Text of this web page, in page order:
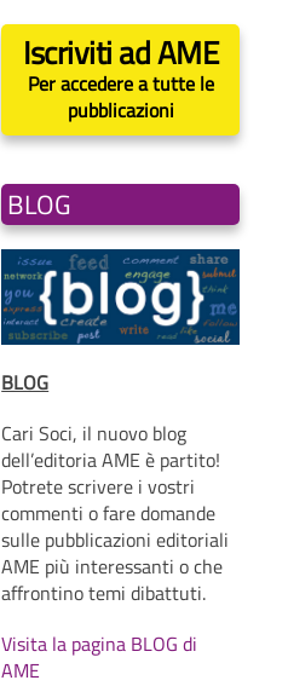
Iscriviti ad AME
Per accedere a tutte le
pubblicazioni
BLOG
BLOG
Cari Soci, il nuovo blog
dell’editoria AME è partito!
Potrete scrivere i vostri
commenti o fare domande
sulle pubblicazioni editoriali
AME più interessanti o che
affrontino temi dibattuti.
Visita la pagina BLOG di
AME